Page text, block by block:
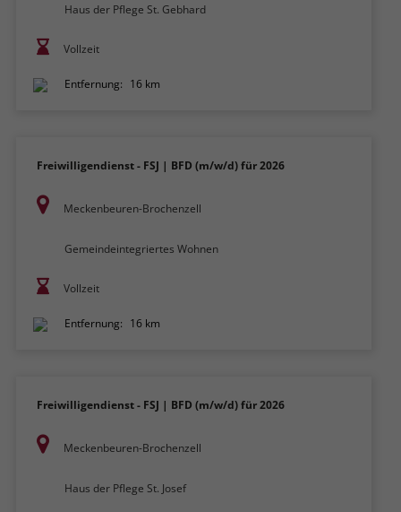
Haus der Pflege St. Gebhard
Vollzeit
Entfernung: 16 km
Freiwilligendienst - FSJ | BFD (m/w/d) für 2026
Meckenbeuren-Brochenzell
Gemeindeintegriertes Wohnen
Vollzeit
Entfernung: 16 km
Freiwilligendienst - FSJ | BFD (m/w/d) für 2026
Meckenbeuren-Brochenzell
Haus der Pflege St. Josef